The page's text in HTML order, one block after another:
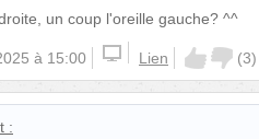
un coup l'oreille gauche? ^^
à 15:00 Lien (3)
: